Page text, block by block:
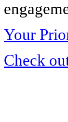
Your
Check